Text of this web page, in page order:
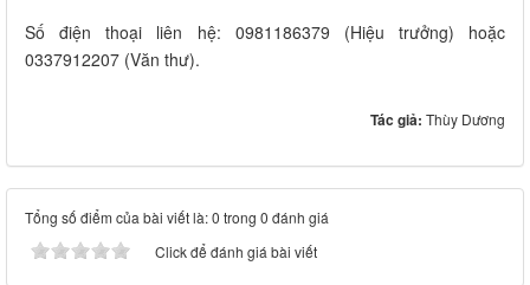
Số điện thoại liên hệ: 0981186379 (Hiệu trưởng) hoặc
0337912207 (Văn thư).
Tác giả: Thùy Dương
Tổng số điểm của bài viết là: 0 trong 0 đánh giá
Click để đánh giá bài viết